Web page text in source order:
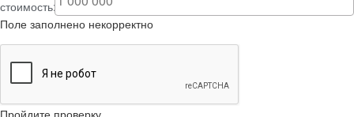
стоимость:
Поле заполнено некорректно
Пройдите проверку